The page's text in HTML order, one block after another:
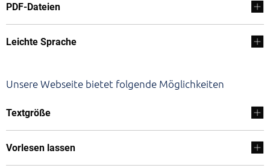
PDF-Dateien
Leichte Sprache
Unsere Webseite bietet folgende Möglichkeiten
Textgröße
Vorlesen lassen